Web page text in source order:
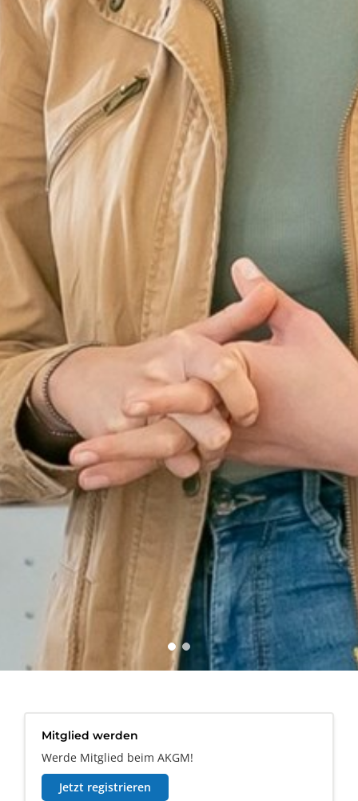
Mitglied werden
Werde Mitglied beim AKGM!
Jetzt registrieren